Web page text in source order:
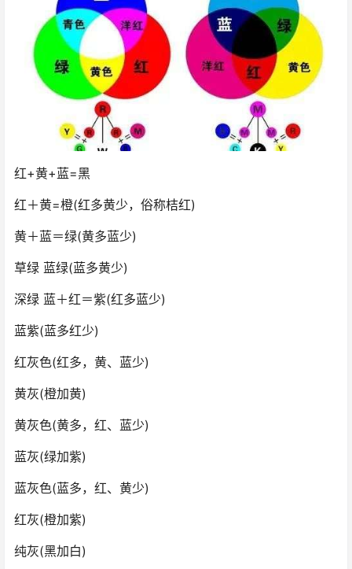
红+黄+蓝=黑
红＋黄=橙(红多黄少，俗称桔红)
黄＋蓝＝绿(黄多蓝少)
草绿 蓝绿(蓝多黄少)
深绿 蓝＋红＝紫(红多蓝少)
蓝紫(蓝多红少)
红灰色(红多，黄、蓝少)
黄灰(橙加黄)
黄灰色(黄多，红、蓝少)
蓝灰(绿加紫)
蓝灰色(蓝多，红、黄少)
红灰(橙加紫)
纯灰(黑加白)